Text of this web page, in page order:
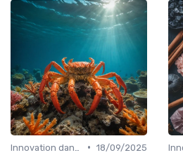
• 18/09/2025